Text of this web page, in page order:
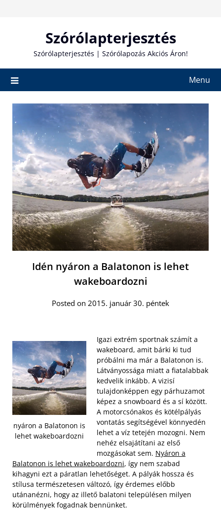
Szórólapterjesztés
Szórólapterjesztés | Szórólapozás Akciós Áron!
Menu
Idén nyáron a Balatonon is lehet
wakeboardozni
Posted on 2015. január 30. péntek
nyáron a Balatonon is
lehet wakeboardozni
Igazi extrém sportnak számít a
wakeboard, amit bárki ki tud
próbálni ma már a Balatonon is.
Látványossága miatt a fiatalabbak
kedvelik inkább. A vizisí
tulajdonképpen egy párhuzamot
képez a snowboard és a sí között.
A motorcsónakos és kötélpályás
vontatás segítségével könnyedén
lehet a víz tetején mozogni. Nem
nehéz elsajátítani az első
mozgásokat sem. Nyáron a
Balatonon is lehet wakeboardozni, így nem szabad
kihagyni ezt a páratlan lehetőséget. A pályák hossza és
stílusa természetesen változó, így érdemes előbb
utánanézni, hogy az illető balatoni településen milyen
körülmények fogadnak bennünket.